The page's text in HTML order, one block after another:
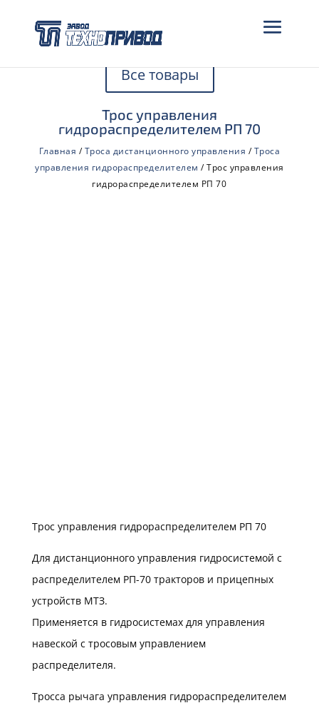
Все товары
Трос управления
гидрораспределителем РП 70
Главная /Троса дистанционного управления /Троса
управления гидрораспределителем / Трос управления
гидрораспределителем РП 70
Трос управления гидрораспределителем РП 70
Для дистанционного управления гидросистемой с
распределителем РП-70 тракторов и прицепных
устройств МТЗ.
Применяется в гидросистемах для управления
навеской с тросовым управлением
распределителя.
Тросса рычага управления гидрораспределителем